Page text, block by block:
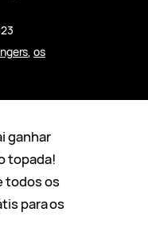
, os
ganhar
topada!
todos os
para os